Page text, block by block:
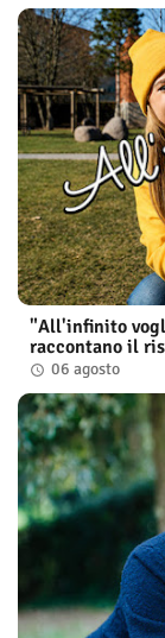
"All'infinito
raccontano il
06 agosto